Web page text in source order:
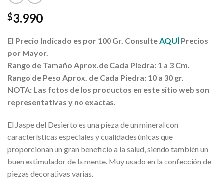
$3.990
El Precio Indicado es por 100 Gr. ConsulteAQUÍPrecios
por Mayor.
Rango de Tamaño Aprox.de Cada Piedra: 1 a 3 Cm.
Rango de Peso Aprox. de Cada Piedra: 10 a 30 gr.
NOTA: Las fotos de los productos en este sitio web son
representativas y no exactas.
El Jaspe del Desierto es una pieza de un mineral con
características especiales y cualidades únicas que
proporcionan un gran beneficio a la salud, siendo también un
buen estimulador de la mente. Muy usado en la confección de
piezas decorativas varias.